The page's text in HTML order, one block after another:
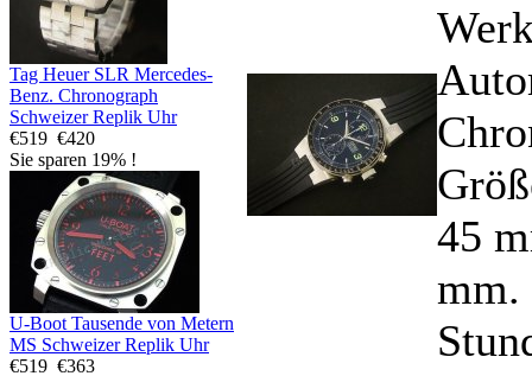
Tag Heuer SLR Mercedes-
Benz. Chronograph
Schweizer Replik Uhr
€519 €420
Sie sparen 19% !
U-Boot Tausende von Metern
MS Schweizer Replik Uhr
€519 €363
45
mm.